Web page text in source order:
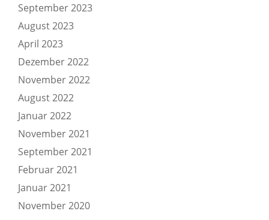
September 2023
August 2023
April 2023
Dezember 2022
November 2022
August 2022
Januar 2022
November 2021
September 2021
Februar 2021
Januar 2021
November 2020